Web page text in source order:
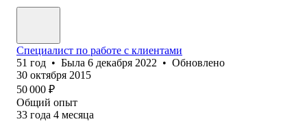
Специалист по работе с клиентами
51 год • Была 6 декабря 2022 • Обновлено
30 октября 2015
50 000 ₽
Общий опыт
33 года 4 месяца